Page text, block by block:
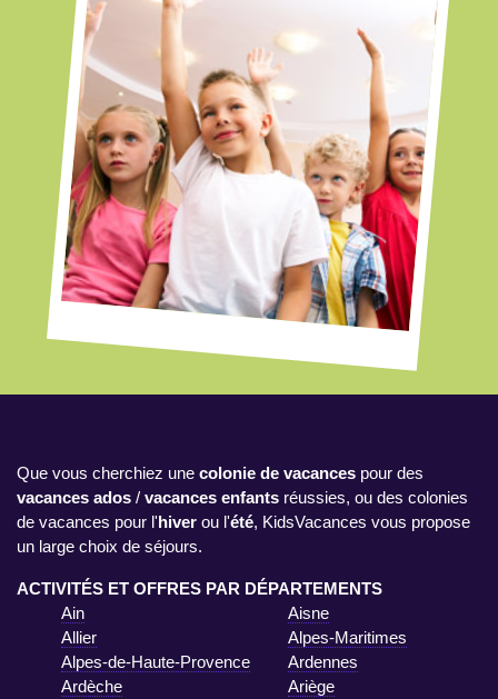
Que vous cherchiez une colonie de vacances pour des
vacances ados / vacances enfants réussies, ou des colonies
de vacances pour l'hiver ou l'été, KidsVacances vous propose
un large choix de séjours.
ACTIVITÉS ET OFFRES PAR DÉPARTEMENTS
Ain
Aisne
Allier
Alpes-Maritimes
Alpes-de-Haute-Provence
Ardennes
Ardèche
Ariège